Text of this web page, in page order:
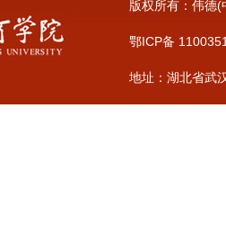
版权所有：伟
鄂ICP备
地址：湖北省武